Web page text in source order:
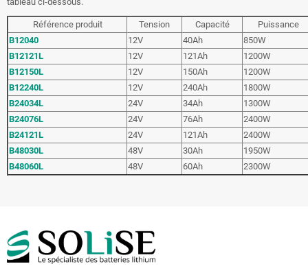
Référence produit Tension Capacité
Puissance
B12040
12V 40Ah
850W
B12121L
12V 121Ah
1200W
B12150L
12V 150Ah
1200W
B12240L
12V 240Ah
1800W
B24034L
24V 34Ah
1300W
B24076L
24V 76Ah
2400W
B24121L
24V 121Ah
2400W
B48030L
48V 30Ah
1950W
B48060L
48V 60Ah 2300W